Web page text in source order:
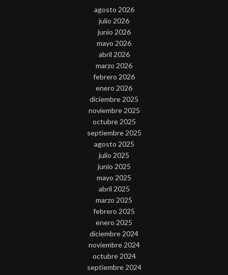
agosto 2026
julio 2026
junio 2026
mayo 2026
abril 2026
marzo 2026
febrero 2026
enero 2026
diciembre 2025
noviembre 2025
octubre 2025
septiembre 2025
agosto 2025
julio 2025
junio 2025
mayo 2025
abril 2025
marzo 2025
febrero 2025
enero 2025
diciembre 2024
noviembre 2024
octubre 2024
septiembre 2024